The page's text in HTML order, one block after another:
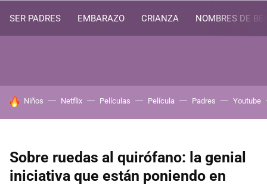
SER PADRES EMBARAZO CRIANZA NOMBRES DE
HOY SE HABLA DE
Niños Netflix Películas Película Padres Youtube
Sobre ruedas al quirófano: la genial
iniciativa que están poniendo en